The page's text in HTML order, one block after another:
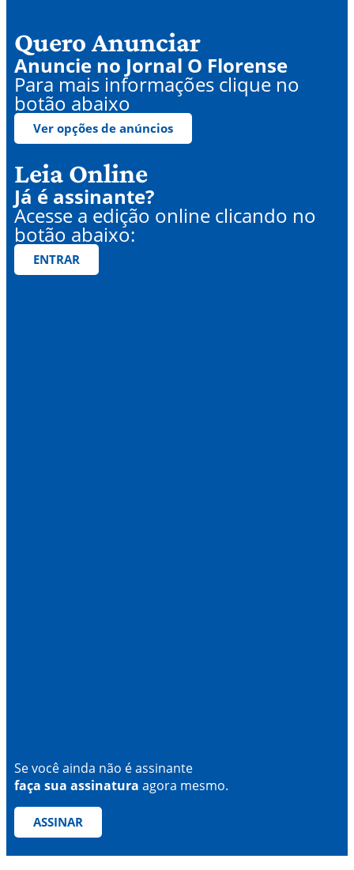
Quero Anunciar
Anuncie no Jornal O Florense
Para mais informações clique no
botão abaixo
Ver opções de anúncios
Leia Online
Já é assinante?
Acesse a edição online clicando no
botão abaixo:
ENTRAR
Se você ainda não é assinante
faça sua assinatura agora mesmo.
ASSINAR